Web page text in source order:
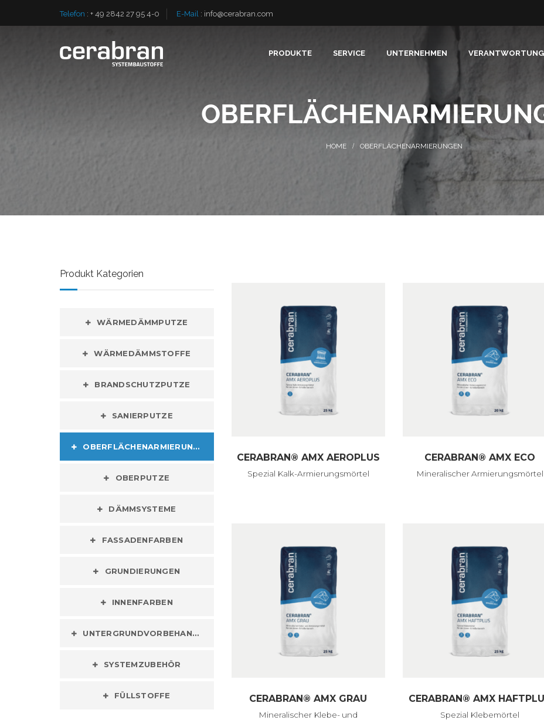
Telefon : + 49 2842 27 95 4-0 E-Mail : info@cerabran.com
PRODUKTE SERVICE UNTERNEHMEN VERANTWORTUNG
OBERFLÄCHENARMIERUNGEN
Produkt Kategorien
WÄRMEDÄMMPUTZE
WÄRMEDÄMMSTOFFE
BRANDSCHUTZPUTZE
SANIERPUTZE
OBERFLÄCHENARMIERUNGEN
OBERPUTZE
DÄMMSYSTEME
FASSADENFARBEN
GRUNDIERUNGEN
INNENFARBEN
UNTERGRUNDVORBEHANDLUNG
SYSTEMZUBEHÖR
FÜLLSTOFFE
CERABRAN® AMX AEROPLUS
Spezial Kalk-Armierungsmörtel
CERABRAN® AMX ECO
Mineralischer Armierungsmörtel
CERABRAN® AMX GRAU
Mineralischer Klebe- und
CERABRAN® AMX
Spezial Klebemörtel